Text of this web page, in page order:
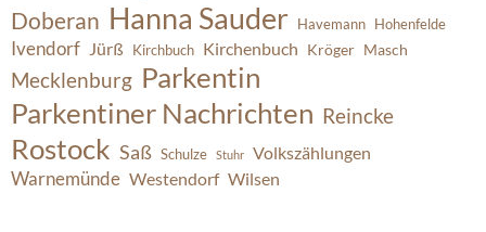
Doberan Hanna Sauder Havemann Hohenfelde
Ivendorf Jürß Kirchbuch Kirchenbuch Kröger Masch
Mecklenburg Parkentin
Parkentiner Nachrichten Reincke
Rostock Saß Schulze Stuhr Volkszählungen
Warnemünde Westendorf Wilsen